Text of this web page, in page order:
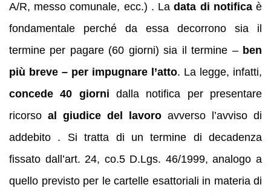
A/R, messo comunale, ecc.) . Ladata di notificaè
fondamentale perché da essa decorrono sia il
termine per pagare (60 giorni) sia il termine – ben
più breve – per impugnare l’atto. La legge, infatti,
concede 40 giorni dalla notifica per presentare
ricorso al giudice del lavoro avverso l’avviso di
addebito . Si tratta di un termine di decadenza
fissato dall’art. 24, co.5 D.Lgs. 46/1999, analogo a
quello previsto per le cartelle esattoriali in materia di